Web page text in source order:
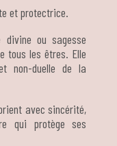
et protectrice.
ou sagesse
tous les êtres. Elle
non-duelle de la
avec sincérité,
qui protège ses